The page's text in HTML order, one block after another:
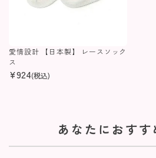
愛情設計 【日本製】 レースソック
ス
¥924(税込)
あなたにおすす